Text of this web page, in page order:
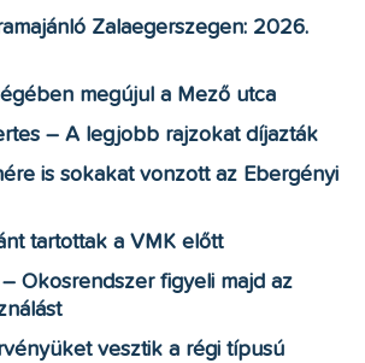
Zalaegerszegen: 2026.
megújul a Mező utca
– A legjobb rajzokat díjazták
is sokakat vonzott az Ebergényi
tartottak a VMK előtt
Okosrendszer figyeli majd az
vesztik a régi típusú